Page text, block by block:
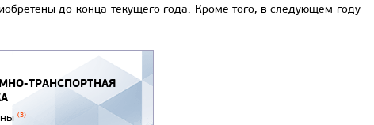
до конца текущего года. Кроме того, в следующем году
ТРАНСПОРТНАЯ
(3)